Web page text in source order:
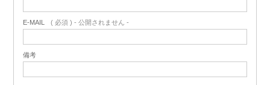
E-MAIL ( 必須 ) - 公開されません -
備考